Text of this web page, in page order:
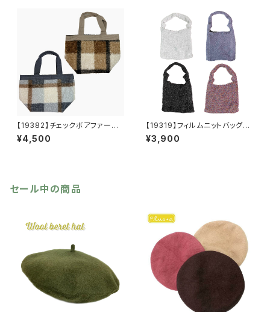
【19382】チェックボアファート
ート【送料無料】秋冬バッグ 新
作
¥4,500
【19319】フィルムニットバッグ
【送料無料】キラキラ グリッタ
ー
¥3,900
セール中の商品